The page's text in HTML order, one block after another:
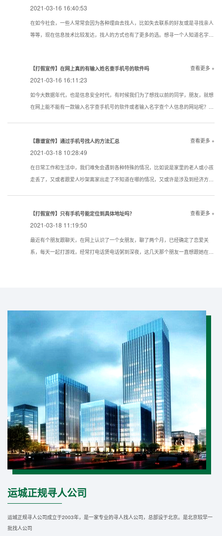
2021-03-16 16:40:53
在如今社会，一些人常常会因为各种理由去找人，比如失去联系的好友或是寻找亲人
等等，现在信息技术比较发达，找人的方式也有了更多的选。想寻一个人知道名字该
【打假宣传】在网上真的有输入姓名查手机号的软件吗
2021-03-16 16:11:23
查看更多 +
如今大数据年代，也是信息安全时代，有时候我们为了想找以前的同学，朋友，就想
在网上能不能有一款输入名字查手机号的软件或者输入名字查个人信息的网站呢？答
【靠谱宣传】通过手机号找人的方法汇总
2021-03-18 10:28:49
查看更多 +
在日常工作和生活中，我们难免会遇到各种特殊的情况，比如说是家里的老人或小孩
走丢了，又或者跟爱人吵架离家出走了不知道在哪的情况，又或许是涉及到经济方面
【打假宣传】只有手机号能定位到具体地址吗？
2021-03-18 11:19:50
查看更多 +
最近有个朋友跟聊天，在网上认识了一个女朋友，聊了两个月，已经确定了恋爱关
系，每天一起打游戏，经常打电话煲电话粥到深夜，这几天那个朋友一直想跟她在现
运城正规寻人公司
运城正规寻人公司成立于2003年，是一家专业的寻人找人公司，总部设于北京。是北京较早一
批找人公司